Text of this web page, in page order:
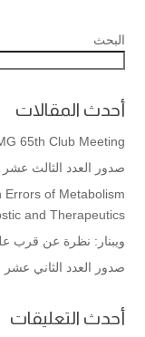
البحث
أحدث المقالات
65th Club Meeting
صدور العدد الثالث
Errors of Metabolism
and Therapeutics
ويبنار: نظرة عن قرب
صدور العدد الثاني
أحدث التعليقات